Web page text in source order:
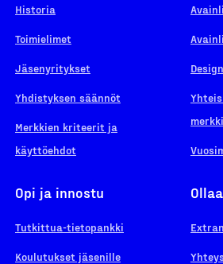
Historia
Toimielimet
Jäsenyritykset
Yhdistyksen säännöt
Merkkien kriteerit ja
käyttöehdot
merkki
Opi ja innostu
Tutkittua-tietopankki
Koulutukset jäsenille